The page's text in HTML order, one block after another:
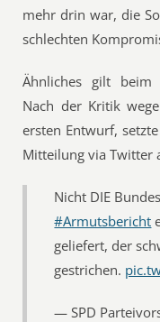
mehr drin war, die
schlechten
Ähnliches gilt beim
Nach der Kritik
ersten Entwurf,
Mitteilung via Twitter
Nicht DIE
#Armutsbericht
geliefert, der
gestrichen.
— SPD